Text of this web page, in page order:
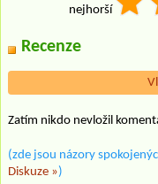
nejhorší
Recenze
Zatím nikdo nevložil
(zde jsou názory
Diskuze »)